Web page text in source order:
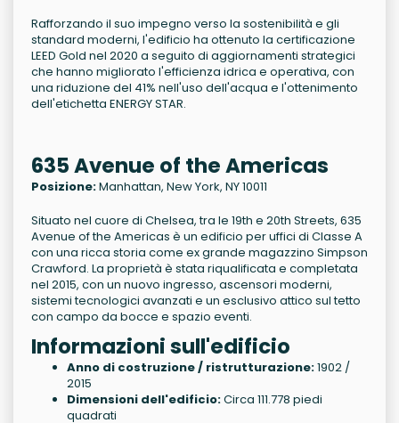
Rafforzando il suo impegno verso la sostenibilità e gli
standard moderni, l'edificio ha ottenuto la certificazione
LEED Gold nel 2020 a seguito di aggiornamenti strategici
che hanno migliorato l'efficienza idrica e operativa, con
una riduzione del 41% nell'uso dell'acqua e l'ottenimento
dell'etichetta ENERGY STAR.
635 Avenue of the Americas
Posizione:Manhattan, New York, NY 10011
Situato nel cuore di Chelsea, tra le 19th e 20th Streets, 635
Avenue of the Americas è un edificio per uffici di Classe A
con una ricca storia come ex grande magazzino Simpson
Crawford. La proprietà è stata riqualificata e completata
nel 2015, con un nuovo ingresso, ascensori moderni,
sistemi tecnologici avanzati e un esclusivo attico sul tetto
con campo da bocce e spazio eventi.
Informazioni sull'edificio
Anno di costruzione / ristrutturazione:1902 /
2015
Dimensioni dell'edificio:Circa 111.778 piedi
quadrati